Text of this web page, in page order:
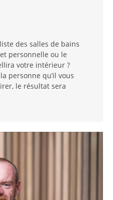
des salles de bains
personnelle ou le
votre intérieur ?
personne qu’il vous
le résultat sera